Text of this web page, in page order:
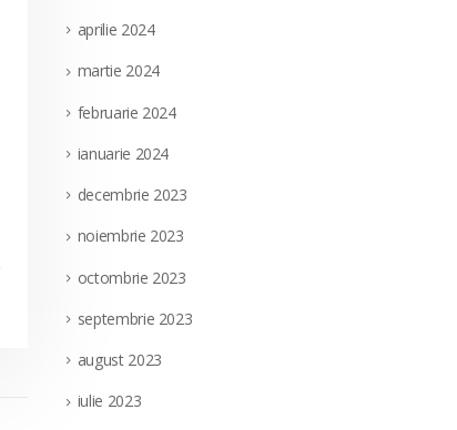
aprilie 2024
martie 2024
februarie 2024
ianuarie 2024
decembrie 2023
noiembrie 2023
octombrie 2023
septembrie 2023
august 2023
iulie 2023